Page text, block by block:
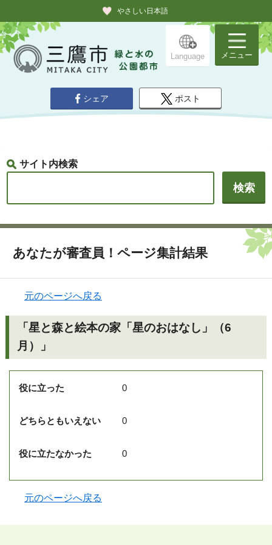
やさしい日本語
Language メニュー
シェア ポスト
サイト内検索
あなたが審査員！ページ集計結果
元のページへ戻る
「星と森と絵本の家「星のおはなし」（6
月）」
役に立った 0
どちらともいえない 0
役に立たなかった 0
元のページへ戻る